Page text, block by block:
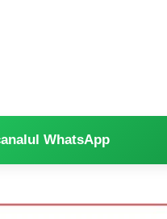
WhatsApp